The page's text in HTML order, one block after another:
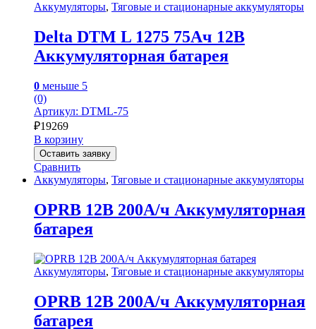
Аккумуляторы, Тяговые и стационарные аккумуляторы
Delta DTM L 1275 75Ач 12В
Аккумуляторная батарея
0 меньше 5
(0)
Артикул: DTML-75
₽19269
В корзину
Оставить заявку
Сравнить
Аккумуляторы, Тяговые и стационарные аккумуляторы
OPRB 12В 200А/ч Аккумуляторная
батарея
Аккумуляторы, Тяговые и стационарные аккумуляторы
OPRB 12В 200А/ч Аккумуляторная
батарея